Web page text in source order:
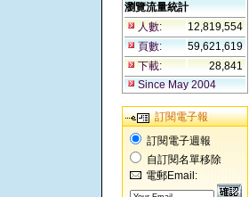
瀏覽流量統計
人數:
12,819,554
頁數:
59,621,619
下載:
28,841
Since May 2004
訂閱電子報
訂閱電子週報
自訂閱名單移除
電郵Email: